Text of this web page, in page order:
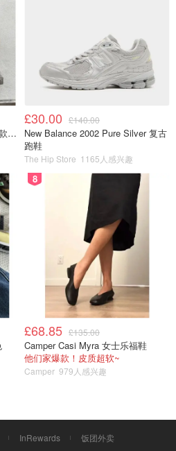
就这样完成啦
adidas Originals Superstar II 女款串珠休闲鞋 黑色
£30.00 £140.00
New Balance 2002 Pure Silver 复古
跑鞋
The Hip Store 1165人感兴趣
8
£68.85 £135.00
Camper Casi Myra 女士乐福鞋
他们家爆款！皮质超软~
Camper 979人感兴趣
InRewards
饭团外卖